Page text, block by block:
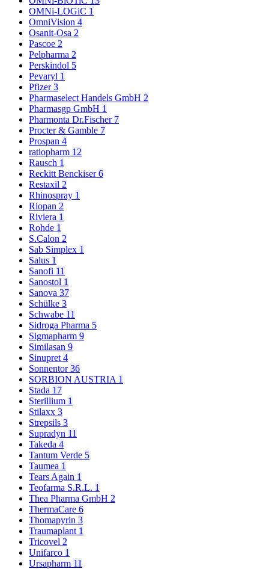
OMNi-LOGiC 1
OmniVision 4
Osanit-Osa 2
Pascoe 2
Pelpharma 2
Perskindol 5
Pevaryl 1
Pfizer3
Pharmaselect Handels GmbH 2
Pharmasgp GmbH 1
Pharmonta Dr.Fischer 7
Procter & Gamble 7
Prospan 4
ratiopharm 12
Rausch 1
Reckitt Benckiser6
Restaxil 2
Rhinospray 1
Riopan 2
Riviera 1
Rohde 1
S.Calon 2
Sab Simplex 1
Salus 1
Sanofi 11
Sanostol 1
Sanova 37
Schülke 3
Schwabe 11
Sidroga Pharma 5
Sigmapharm 9
Similasan 9
Sinupret 4
Sonnentor36
SORBION AUSTRIA 1
Stada 17
Sterillium 1
Stilaxx 3
Strepsils 3
Supradyn 11
Takeda 4
Tantum Verde 5
Taumea 1
Tears Again 1
Teofarma S.R.L. 1
Thea Pharma GmbH 2
ThermaCare 6
Thomapyrin 3
Traumaplant 1
Tricovel 2
Unifarco 1
Ursapharm 11